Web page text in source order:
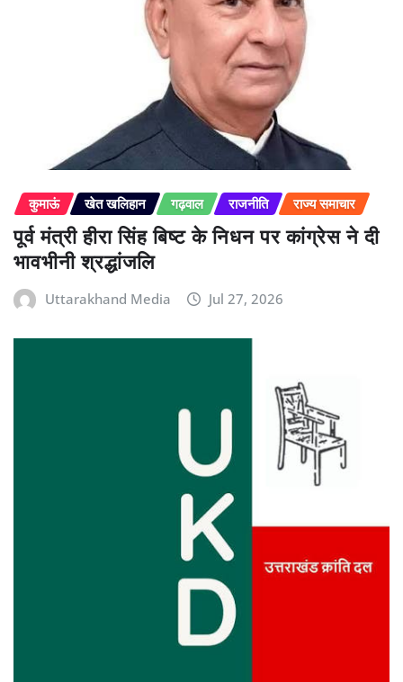
कुमाऊं खेत खलिहान गढ़वाल राजनीति राज्य समाचार
पूर्व मंत्री हीरा सिंह बिष्ट के निधन पर कांग्रेस ने दी
भावभीनी श्रद्धांजलि
Uttarakhand Media Jul 27, 2026